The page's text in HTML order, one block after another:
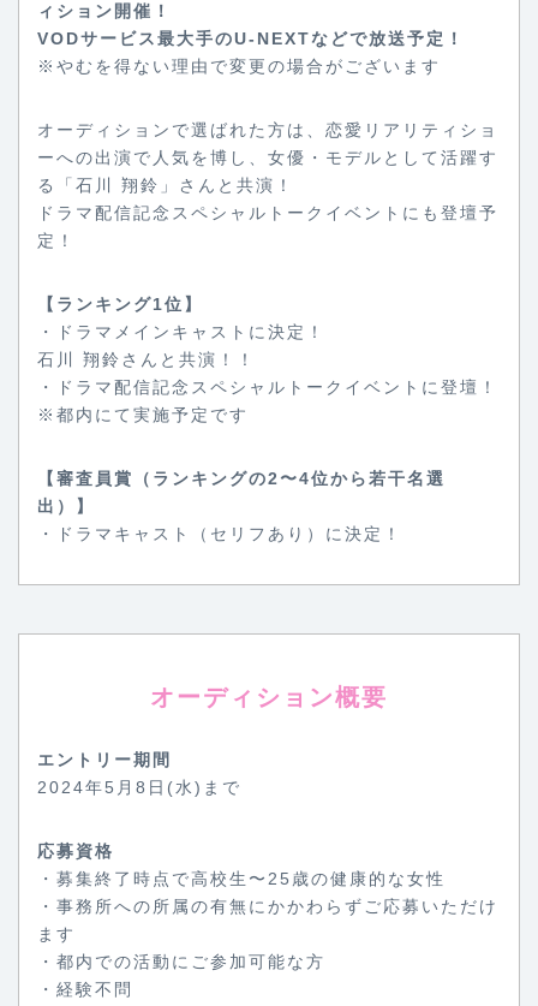
ィション開催！
VODサービス最大手のU-NEXTなどで放送予定！
※やむを得ない理由で変更の場合がございます
オーディションで選ばれた方は、恋愛リアリティショ
ーへの出演で人気を博し、女優・モデルとして活躍す
る「石川 翔鈴」さんと共演！
ドラマ配信記念スペシャルトークイベントにも登壇予
定！
【ランキング1位】
・ドラマメインキャストに決定！
石川 翔鈴さんと共演！！
・ドラマ配信記念スペシャルトークイベントに登壇！
※都内にて実施予定です
【審査員賞（ランキングの2〜4位から若干名選
出）】
・ドラマキャスト（セリフあり）に決定！
オーディション概要
エントリー期間
2024年5月8日(水)まで
応募資格
・募集終了時点で高校生〜25歳の健康的な女性
・事務所への所属の有無にかかわらずご応募いただけ
ます
・都内での活動にご参加可能な方
・経験不問